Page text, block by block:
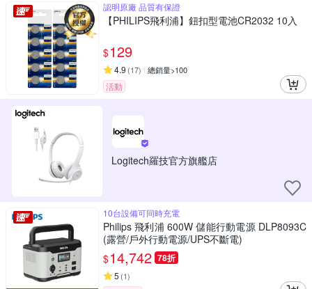
認明原廠 品質有保證
【PHILIPS飛利浦】鈕扣型電池CR2032 10入
$129
4.9 (17) 總銷量>100
活動
Logitech羅技官方旗艦店
10台設備可同時充電
Philips 飛利浦 600W 儲能行動電源 DLP8093C
(露營/戶外行動電源/UPS不斷電)
$14,742 78折
5 (1)